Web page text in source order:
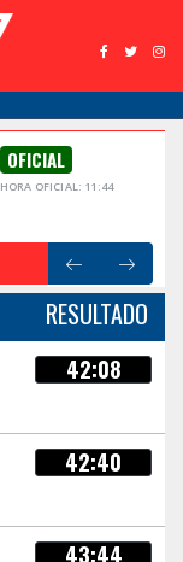
OFICIAL
HORA OFICIAL: 11:44
RESULTADO
42:08
42:40
43:44